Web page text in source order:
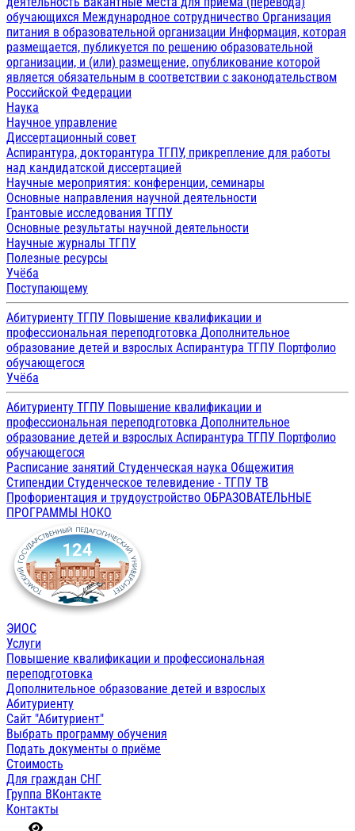
обучающихся Международное сотрудничество Организация
питания в образовательной организации Информация, которая
размещается, публикуется по решению образовательной
организации, и (или) размещение, опубликование которой
является обязательным в соответствии с законодательством
Российской Федерации
Наука
Научное управление
Диссертационный совет
Аспирантура, докторантура ТГПУ, прикрепление для работы
над кандидатской диссертацией
Научные мероприятия: конференции, семинары
Основные направления научной деятельности
Грантовые исследования ТГПУ
Основные результаты научной деятельности
Научные журналы ТГПУ
Полезные ресурсы
Учёба
Поступающему
Абитуриенту ТГПУ Повышение квалификации и
профессиональная переподготовка Дополнительное
образование детей и взрослых Аспирантура ТГПУ Портфолио
обучающегося
Учёба
Абитуриенту ТГПУ Повышение квалификации и
профессиональная переподготовка Дополнительное
образование детей и взрослых Аспирантура ТГПУ Портфолио
обучающегося
Расписание занятий Студенческая наука Общежития
Стипендии Студенческое телевидение - ТГПУ ТВ
Профориентация и трудоустройство ОБРАЗОВАТЕЛЬНЫЕ
ПРОГРАММЫ НОКО
ЭИОС
Услуги
Повышение квалификации и профессиональная
переподготовка
Дополнительное образование детей и взрослых
Абитуриенту
Сайт "Абитуриент"
Выбрать программу обучения
Подать документы о приёме
Стоимость
Для граждан СНГ
Группа ВКонтакте
Контакты